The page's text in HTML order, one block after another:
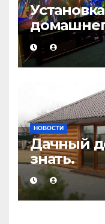
НОВОСТИ
Дачный
знать.